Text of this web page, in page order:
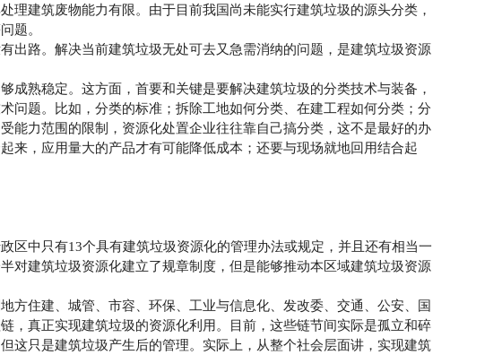
建筑废物能力有限。由于目前我国尚未能实行建筑垃圾的源头分类，
题。
路。解决当前建筑垃圾无处可去又急需消纳的问题，是建筑垃圾资源
熟稳定。这方面，首要和关键是要解决建筑垃圾的分类技术与装备，
问题。比如，分类的标准；拆除工地如何分类、在建工程如何分类；分
能力范围的限制，资源化处置企业往往靠自己搞分类，这不是最好的办
来，应用量大的产品才有可能降低成本；还要与现场就地回用结合起
中只有13个具有建筑垃圾资源化的管理办法或规定，并且还有相当一
对建筑垃圾资源化建立了规章制度，但是能够推动本区域建筑垃圾资源
住建、城管、市容、环保、工业与信息化、发改委、交通、公安、国
，真正实现建筑垃圾的资源化利用。目前，这些链节间实际是孤立和碎
这只是建筑垃圾产生后的管理。实际上，从整个社会层面讲，实现建筑